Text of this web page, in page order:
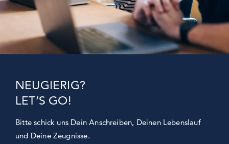
NEUGIERIG?
LET’S GO!
Bitte schick uns Dein Anschreiben, Deinen Lebenslauf
und Deine Zeugnisse.